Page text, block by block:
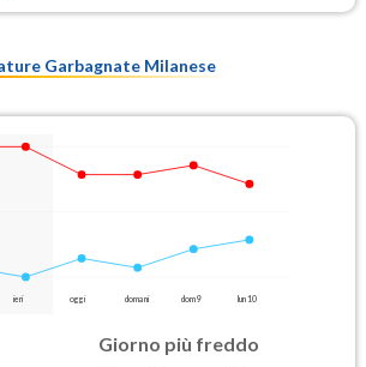
Garbagnate Milanese
ieri oggi domani dom 9 lun 10
Giorno più freddo